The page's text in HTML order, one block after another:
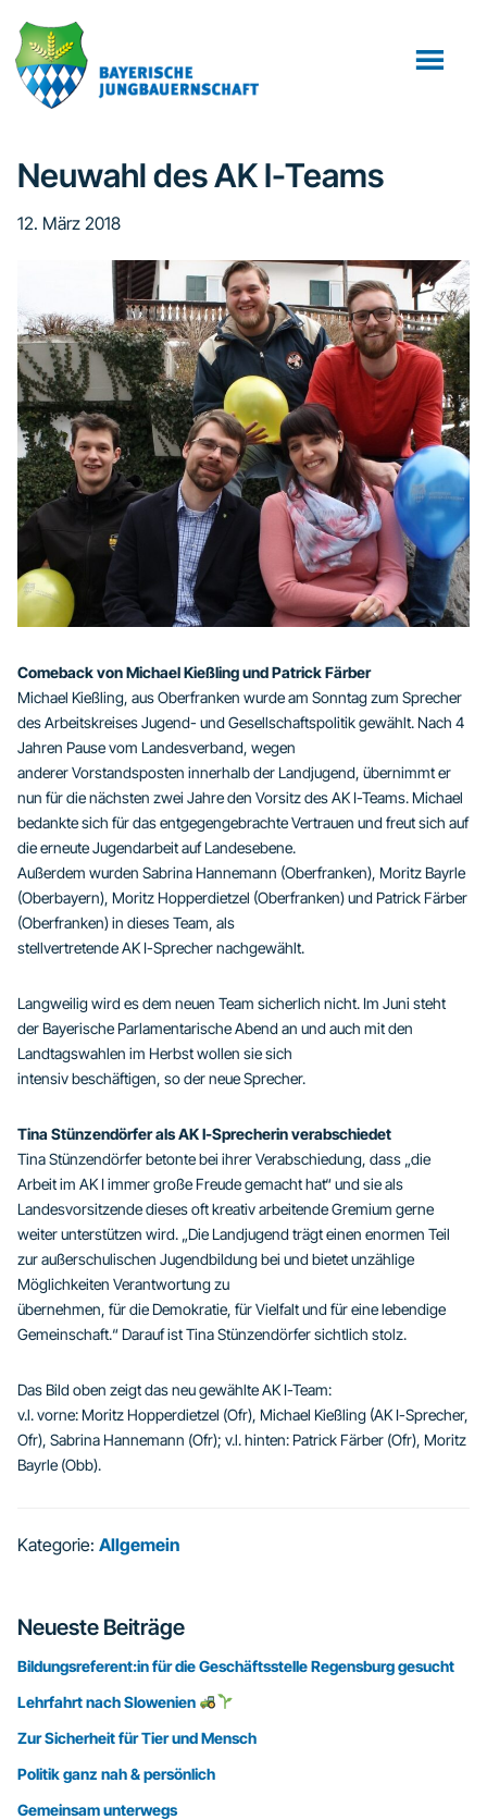
Inhalt
springen
Seitenspalte
springen
Fußzeile
springen
Neuwahl des AK I-Teams
12. März 2018
Comeback von Michael Kießling und Patrick Färber
Michael Kießling, aus Oberfranken wurde am Sonntag zum Sprecher
des Arbeitskreises Jugend- und Gesellschaftspolitik gewählt. Nach 4
Jahren Pause vom Landesverband, wegen
anderer Vorstandsposten innerhalb der Landjugend, übernimmt er
nun für die nächsten zwei Jahre den Vorsitz des AK I-Teams. Michael
bedankte sich für das entgegengebrachte Vertrauen und freut sich auf
die erneute Jugendarbeit auf Landesebene.
Außerdem wurden Sabrina Hannemann (Oberfranken), Moritz Bayrle
(Oberbayern), Moritz Hopperdietzel (Oberfranken) und Patrick Färber
(Oberfranken) in dieses Team, als
stellvertretende AK I-Sprecher nachgewählt.
Langweilig wird es dem neuen Team sicherlich nicht. Im Juni steht
der Bayerische Parlamentarische Abend an und auch mit den
Landtagswahlen im Herbst wollen sie sich
intensiv beschäftigen, so der neue Sprecher.
Tina Stünzendörfer als AK I-Sprecherin verabschiedet
Tina Stünzendörfer betonte bei ihrer Verabschiedung, dass „die
Arbeit im AK I immer große Freude gemacht hat“ und sie als
Landesvorsitzende dieses oft kreativ arbeitende Gremium gerne
weiter unterstützen wird. „Die Landjugend trägt einen enormen Teil
zur außerschulischen Jugendbildung bei und bietet unzählige
Möglichkeiten Verantwortung zu
übernehmen, für die Demokratie, für Vielfalt und für eine lebendige
Gemeinschaft.“ Darauf ist Tina Stünzendörfer sichtlich stolz.
Das Bild oben zeigt das neu gewählte AK I-Team:
v.l. vorne: Moritz Hopperdietzel (Ofr), Michael Kießling (AK I-Sprecher,
Ofr), Sabrina Hannemann (Ofr); v.l. hinten: Patrick Färber (Ofr), Moritz
Bayrle (Obb).
Kategorie: Allgemein
Seitenspalte
Neueste Beiträge
Bildungsreferent:in für die Geschäftsstelle Regensburg gesucht
Lehrfahrt nach Slowenien
Zur Sicherheit für Tier und Mensch
Politik ganz nah & persönlich
Gemeinsam unterwegs